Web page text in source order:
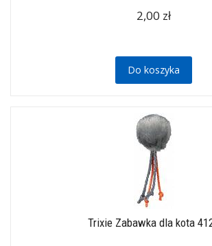
2,00 zł
Do koszyka
Trixie Zabawka dla kota